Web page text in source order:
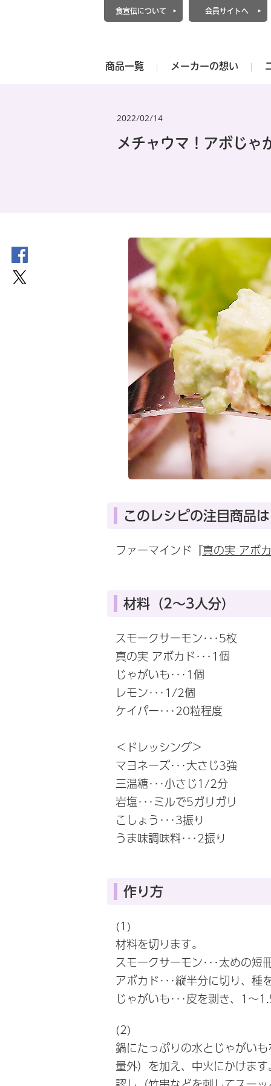
食宣伝について 会員サイトへ
商品一覧 メーカーの想い
2022/02/14
メチャウマ！アボじゃ
このレシピの注目商品
ファーマインド『 真の実 アボ
材料（2～3人分）
スモークサーモン･･･5枚
真の実 アボカド･･･1個
じゃがいも･･･1個
レモン･･･1/2個
ケイパー･･･20粒程度
＜ドレッシング＞
マヨネーズ･･･大さじ3強
三温糖･･･小さじ1/2分
岩塩･･･ミルで5ガリガリ
こしょう･･･3振り
うま味調味料･･･2振り
作り方
(1)
材料を切ります。
スモークサーモン･･･太めの短
アボカド･･･縦半分に切り、種
じゃがいも･･･皮を剥き、1～
(2)
鍋にたっぷりの水とじゃがい
量外）を加え、中火にかけま